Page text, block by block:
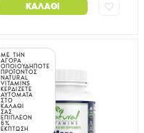
ΚΑΛΆΘΙ
ΜΕ ΤΗΝ
ΑΓΟΡΑ
ΟΠΟΙΟΥΔΗΠΟΤΕ
ΠΡΟΪΟΝΤΟΣ
NATURAL
VITAMINS
ΚΕΡΔΙΖΕΤΕ
ΑΥΤΟΜΑΤΑ
ΣΤΟ
ΚΑΛΑΘΙ
ΣΑΣ
ΕΠΙΠΛΕΟΝ
5%
ΕΚΠΤΩΣΗ